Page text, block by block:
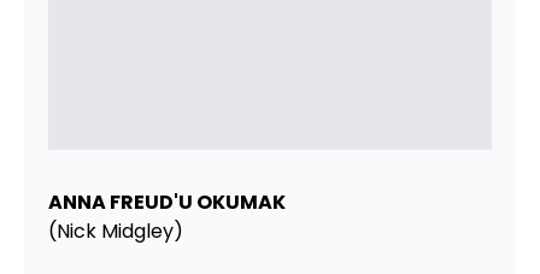
ANNA FREUD'U OKUMAK
(Nick Midgley)